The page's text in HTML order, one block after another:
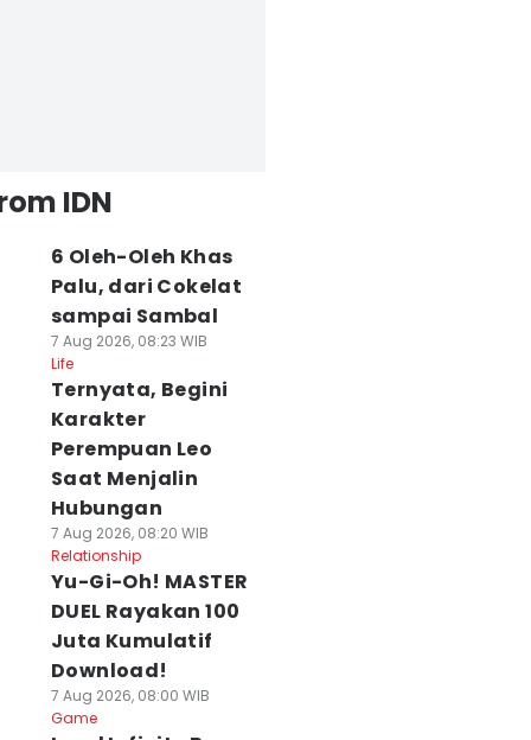
IDN
6 Oleh-Oleh Khas
Palu, dari Cokelat
sampai Sambal
7 Aug 2026, 08:23 WIB
Life
Ternyata, Begini
Karakter
Perempuan Leo
Saat Menjalin
Hubungan
7 Aug 2026, 08:20 WIB
Relationship
Yu-Gi-Oh! MASTER
DUEL Rayakan 100
Juta Kumulatif
Download!
7 Aug 2026, 08:00 WIB
Game